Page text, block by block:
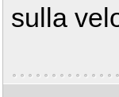
sulla